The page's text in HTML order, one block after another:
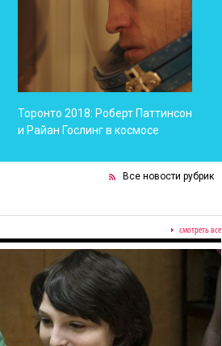
Торонто 2018: Роберт Паттинсон
и Райан Гослинг в космосе
Все новости рубрик
смотреть все